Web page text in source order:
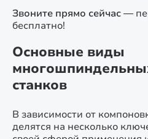
Звоните прямо сейчас—
бесплатно!
Основные виды
станков
В зависимости от
делятся на несколько